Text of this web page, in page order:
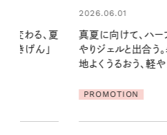
が香るひん
い季節に心
2026.06.01
暑い夏のナイトルー
える夜の爽やかご